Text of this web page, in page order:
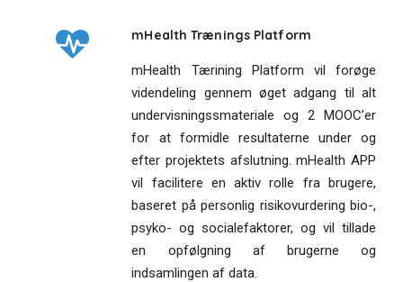
mHealth Trænings Platform
mHealth Tærining Platform vil forøge
videndeling gennem øget adgang til alt
undervisningssmateriale og 2 MOOC’er
for at formidle resultaterne under og
efter projektets afslutning. mHealth APP
vil facilitere en aktiv rolle fra brugere,
baseret på personlig risikovurdering bio-,
psyko- og socialefaktorer, og vil tillade
en opfølgning af brugerne og
indsamlingen af data.